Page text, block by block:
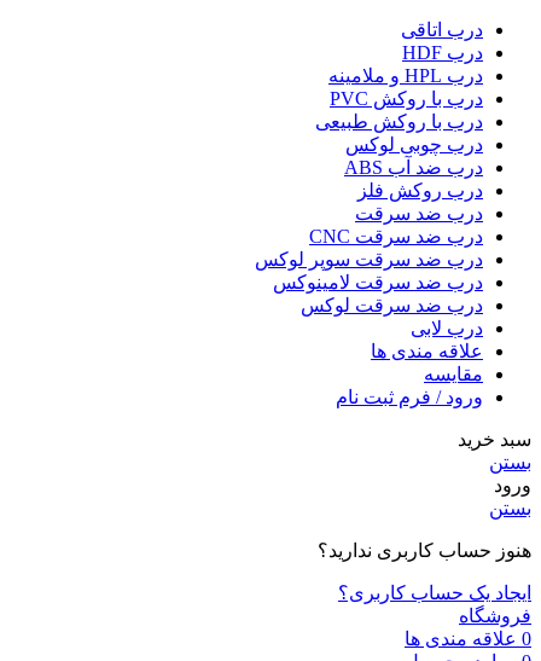
درب اتاقی
درب HDF
درب HPL و ملامینه
درب با روکش PVC
درب با روکش طبیعی
درب چوبی لوکس
درب ضد آب ABS
درب روکش فلز
درب ضد سرقت
درب ضد سرقت CNC
درب ضد سرقت سوپر لوکس
درب ضد سرقت لامینوکس
درب ضد سرقت لوکس
درب لابی
علاقه مندی ها
مقایسه
ورود / فرم ثبت نام
سبد خرید
بستن
ورود
بستن
هنوز حساب کاربری ندارید؟
ایجاد یک حساب کاربری؟
فروشگاه
0 علاقه مندی ها